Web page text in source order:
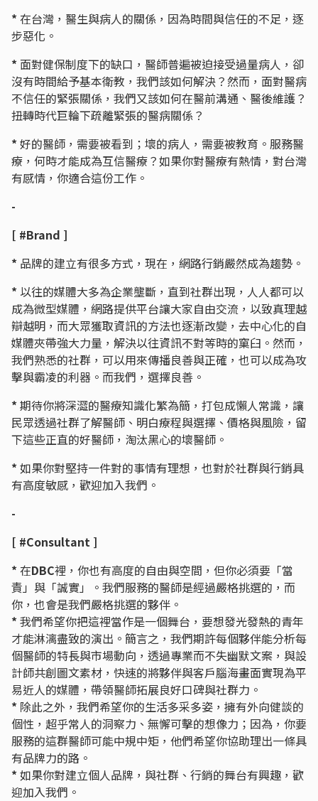
*在台灣，醫生與病人的關係，因為時間與信任的不足，逐
步惡化。
* 面對健保制度下的缺口，醫師普遍被迫接受過量病人，卻
沒有時間給予基本衛教，我們該如何解決？然而，面對醫病
不信任的緊張關係，我們又該如何在醫前溝通、醫後維護？
扭轉時代巨輪下疏離緊張的醫病關係？
*好的醫師，需要被看到；壞的病人，需要被教育。服務醫
療，何時才能成為互信醫療？如果你對醫療有熱情，對台灣
有感情，你適合這份工作。
-
[ #Brand ]
* 品牌的建立有很多方式，現在，網路行銷嚴然成為趨勢。
* 以往的媒體大多為企業壟斷，直到社群出現，人人都可以
成為微型媒體，網路提供平台讓大家自由交流，以致真理越
辯越明，而大眾獲取資訊的方法也逐漸改變，去中心化的自
媒體夾帶強大力量，解決以往資訊不對等時的窠臼。然而，
我們熟悉的社群，可以用來傳播良善與正確，也可以成為攻
擊與霸凌的利器。而我們，選擇良善。
*期待你將深澀的醫療知識化繁為簡，打包成懶人常識，讓
民眾透過社群了解醫師、明白療程與選擇、價格與風險，留
下這些正直的好醫師，淘汰黑心的壞醫師。
*如果你對堅持一件對的事情有理想，也對於社群與行銷具
有高度敏感，歡迎加入我們。
-
[ #Consultant ]
*在DBC裡，你也有高度的自由與空間，但你必須要「當
責」與「誠實」。我們服務的醫師是經過嚴格挑選的，而
你，也會是我們嚴格挑選的夥伴。
*我們希望你把這裡當作是一個舞台，要想發光發熱的青年
才能淋漓盡致的演出。簡言之，我們期許每個夥伴能分析每
個醫師的特長與市場動向，透過專業而不失幽默文案，與設
計師共創圖文素材，快速的將夥伴與客戶腦海畫面實現為平
易近人的媒體，帶領醫師拓展良好口碑與社群力。
* 除此之外，我們希望你的生活多采多姿，擁有外向健談的
個性，超乎常人的洞察力、無懈可擊的想像力；因為，你要
服務的這群醫師可能中規中矩，他們希望你協助理出一條具
有品牌力的路。
*如果你對建立個人品牌，與社群、行銷的舞台有興趣，歡
迎加入我們。